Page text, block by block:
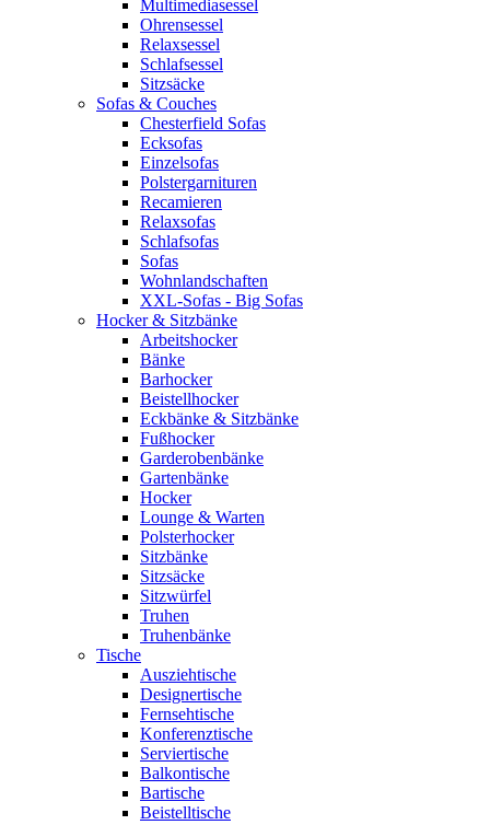
Multimediasessel
Ohrensessel
Relaxsessel
Schlafsessel
Sitzsäcke
Sofas & Couches
Chesterfield Sofas
Ecksofas
Einzelsofas
Polstergarnituren
Recamieren
Relaxsofas
Schlafsofas
Sofas
Wohnlandschaften
XXL-Sofas - Big Sofas
Hocker & Sitzbänke
Arbeitshocker
Bänke
Barhocker
Beistellhocker
Eckbänke & Sitzbänke
Fußhocker
Garderobenbänke
Gartenbänke
Hocker
Lounge & Warten
Polsterhocker
Sitzbänke
Sitzsäcke
Sitzwürfel
Truhen
Truhenbänke
Tische
Ausziehtische
Designertische
Fernsehtische
Konferenztische
Serviertische
Balkontische
Bartische
Beistelltische